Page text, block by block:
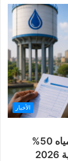
الأخبار
هيئة مياه الخرطوم تخفض فاتورة المياه 50%